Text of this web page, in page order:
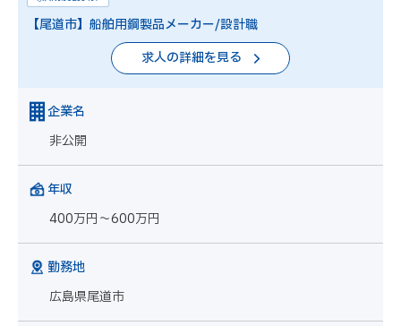
【尾道市】船舶用鋼製品メーカー/設計職
求人の詳細を見る
企業名
非公開
年収
400万円～600万円
勤務地
広島県尾道市